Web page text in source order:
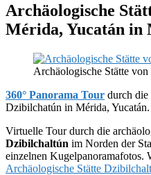
Archäologische
Mérida, Yucatán in
Archäologische Stätte
360° Panorama Tour durch die
Dzibilchatún in Mérida, Yucatán.
Virtuelle Tour durch die
Dzibilchaltún im Norden der
einzelnen Kugelpanoramafotos.
Archäologische Stätte